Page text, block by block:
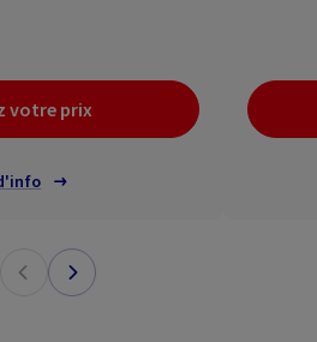
votre prix